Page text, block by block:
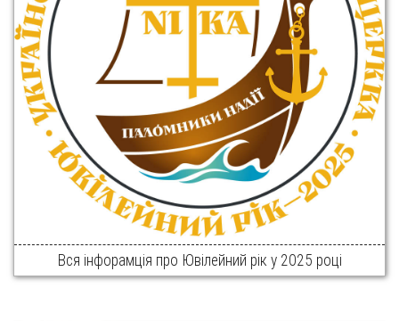
Вся інфорамція про Ювілейний рік у 2025 році